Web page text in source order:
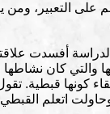
التعبير، ومن
علاقتها
والتي كان
كونها
اتعلم